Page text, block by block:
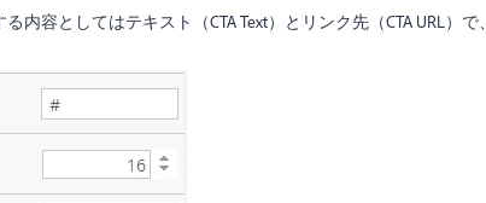
内容としてはテキスト（CTA Text）とリンク先（CTA URL）